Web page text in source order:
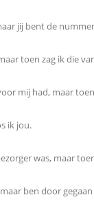
jij bent de
toen zag ik die
mij had, maar
ik jou.
was, maar
ben door